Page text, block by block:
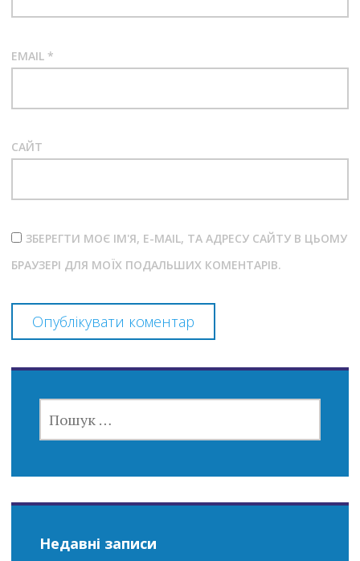
EMAIL *
САЙТ
ЗБЕРЕГТИ МОЄ ІМ'Я, E-MAIL, ТА АДРЕСУ САЙТУ В ЦЬОМУ
БРАУЗЕРІ ДЛЯ МОЇХ ПОДАЛЬШИХ КОМЕНТАРІВ.
Недавні записи